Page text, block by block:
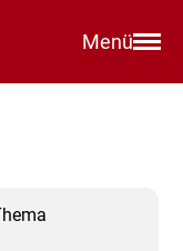
Menü